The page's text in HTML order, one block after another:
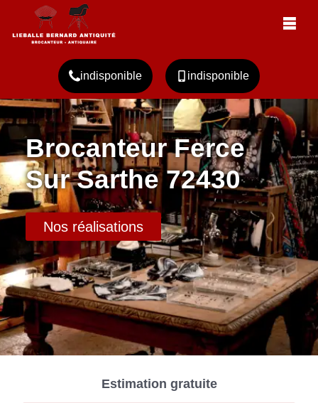
indisponible indisponible
Brocanteur Ferce
Sur Sarthe 72430
Nos réalisations
Estimation gratuite